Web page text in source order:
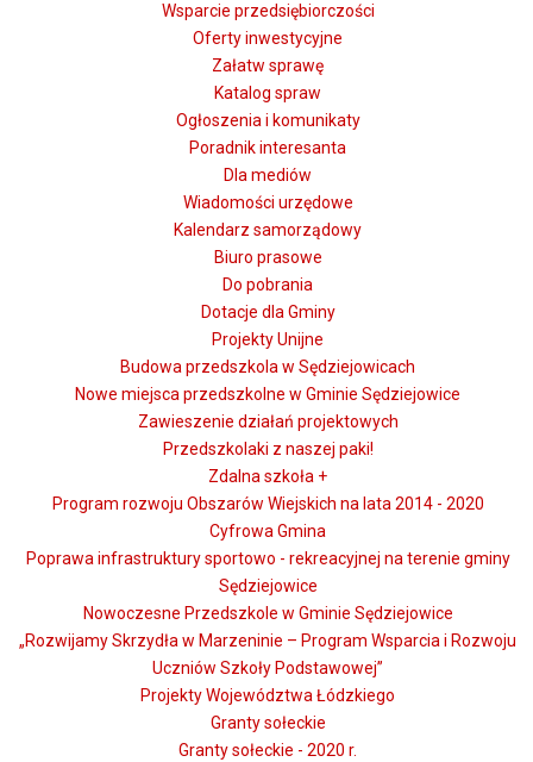
Wsparcie przedsiębiorczości
Oferty inwestycyjne
Załatw sprawę
Katalog spraw
Ogłoszenia i komunikaty
Poradnik interesanta
Dla mediów
Wiadomości urzędowe
Kalendarz samorządowy
Biuro prasowe
Do pobrania
Dotacje dla Gminy
Projekty Unijne
Budowa przedszkola w Sędziejowicach
Nowe miejsca przedszkolne w Gminie Sędziejowice
Zawieszenie działań projektowych
Przedszkolaki z naszej paki!
Zdalna szkoła +
Program rozwoju Obszarów Wiejskich na lata 2014 - 2020
Cyfrowa Gmina
Poprawa infrastruktury sportowo - rekreacyjnej na terenie gminy
Sędziejowice
Nowoczesne Przedszkole w Gminie Sędziejowice
„Rozwijamy Skrzydła w Marzeninie – Program Wsparcia i Rozwoju
Uczniów Szkoły Podstawowej”
Projekty Województwa Łódzkiego
Granty sołeckie
Granty sołeckie - 2020 r.